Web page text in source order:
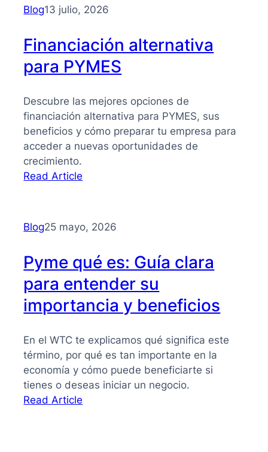
necesitas
tomar
mejores
decisiones
Blog13 julio, 2026
Financiación alternativa
para PYMES
Descubre las mejores opciones de
financiación alternativa para PYMES, sus
beneficios y cómo preparar tu empresa para
acceder a nuevas oportunidades de
crecimiento.
Read Article
para
PYMES
Blog25 mayo, 2026
Pyme qué es: Guía clara
para entender su
importancia y beneficios
En el WTC te explicamos qué significa este
término, por qué es tan importante en la
economía y cómo puede beneficiarte si
tienes o deseas iniciar un negocio.
Read Article